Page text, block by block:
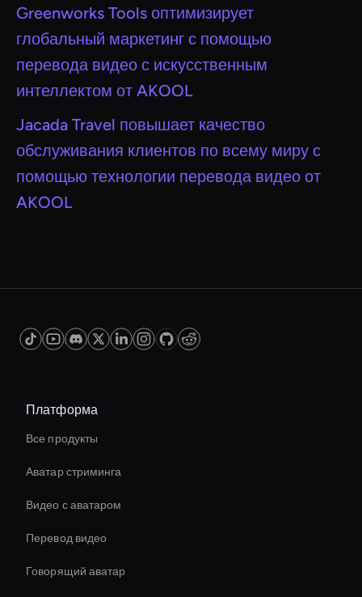
Greenworks Tools оптимизирует
глобальный маркетинг с помощью
перевода видео с искусственным
интеллектом от AKOOL
Jacada Travel повышает качество
обслуживания клиентов по всему миру с
помощью технологии перевода видео от
AKOOL
Платформа
Все продукты
Аватар стриминга
Видео с аватаром
Перевод видео
Говорящий аватар